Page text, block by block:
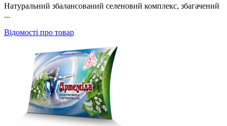
Натуральний збалансований селеновий комплекс, збагачений
...
Відомості про товар